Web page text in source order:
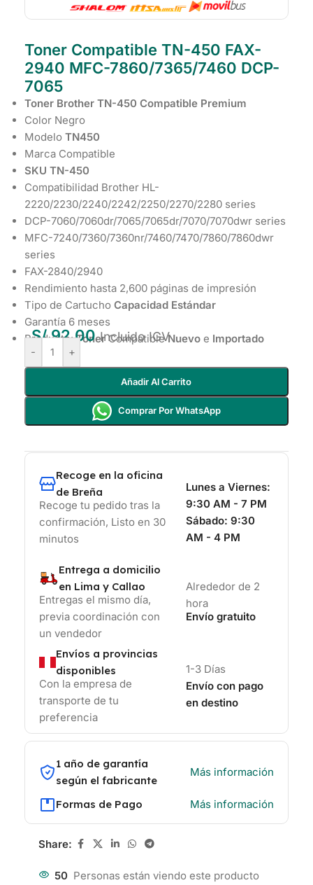
Toner Compatible TN-450 FAX-
2940 MFC-7860/7365/7460 DCP-
7065
Toner Brother TN-450 Compatible Premium
Color Negro
Modelo TN450
Marca Compatible
SKU TN-450
Compatibilidad Brother HL-
2220/2230/2240/2242/2250/2270/2280 series
DCP-7060/7060dr/7065/7065dr/7070/7070dwr series
MFC-7240/7360/7360nr/7460/7470/7860/7860dwr
series
FAX-2840/2940
Rendimiento hasta 2,600 páginas de impresión
Tipo de Cartucho Capacidad Estándar
Garantía 6 meses
Producto:TonerCompatibleNuevo e Importado
S/92.00 Incluido IGV
- +
Añadir Al Carrito
Comprar Por WhatsApp
Recoge en la oficina
de Breña
Recoge tu pedido tras la
confirmación, Listo en 30
minutos
Lunes a Viernes:
9:30 AM - 7 PM
Sábado: 9:30
AM - 4 PM
Entrega a domicilio
en Lima y Callao
Entregas el mismo día,
previa coordinación con
un vendedor
Alrededor de 2
hora
Envío gratuito
Envíos a provincias
disponibles
Con la empresa de
transporte de tu
preferencia
1-3 Días
Envío con pago
en destino
1 año de garantía
según el fabricante
Más información
Formas de Pago Más información
Share:
50 Personas están viendo este producto